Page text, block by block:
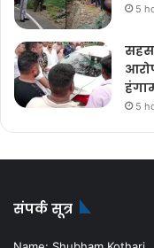
5
5
संपर्क सूत्र